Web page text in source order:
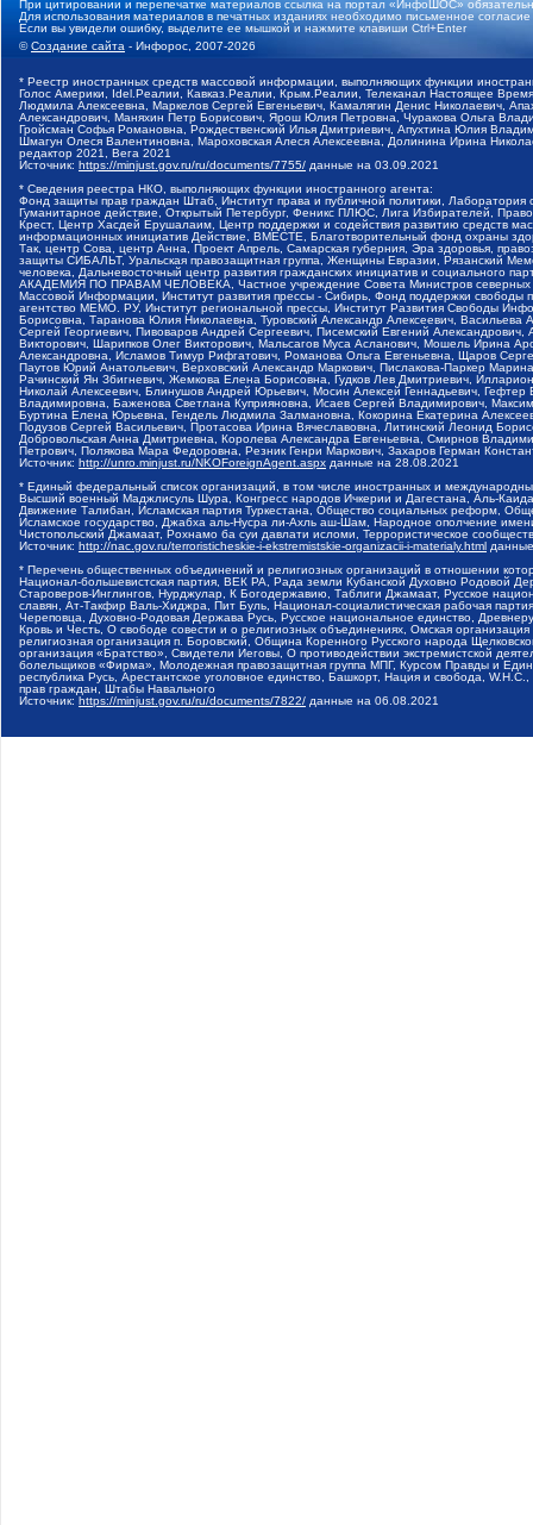
При цитировании и перепечатке материалов ссылка на портал «ИнфоШОС»
Для использования материалов в печатных изданиях необходимо письменное
Если вы увидели ошибку, выделите ее мышкой и нажмите клавиши Ctrl+Enter
©Создание сайта - Инфорос, 2007-2026
* Реестр иностранных средств массовой информации, выполняющих функции
Голос Америки, Idel.Реалии, Кавказ.Реалии, Крым.Реалии, Телеканал Настоящее
Людмила Алексеевна, Маркелов Сергей Евгеньевич, Камалягин Денис Николаевич,
Александрович, Маняхин Петр Борисович, Ярош Юлия Петровна, Чуракова Ольга
Гройсман Софья Романовна, Рождественский Илья Дмитриевич, Апухтина Юлия
Шмагун Олеся Валентиновна, Мароховская Алеся Алексеевна, Долинина Ирина
редактор 2021, Вега 2021
Источник: https://minjust.gov.ru/ru/documents/7755/ данные на 03.09.2021
* Сведения реестра НКО, выполняющих функции иностранного агента:
Фонд защиты прав граждан Штаб, Институт права и публичной политики,
Гуманитарное действие, Открытый Петербург, Феникс ПЛЮС, Лига Избирателей,
Крест, Центр Хасдей Ерушалаим, Центр поддержки и содействия развитию средств
информационных инициатив Действие, ВМЕСТЕ, Благотворительный фонд охраны
Так, центр Сова, центр Анна, Проект Апрель, Самарская губерния, Эра здоровья,
защиты СИБАЛЬТ, Уральская правозащитная группа, Женщины Евразии, Рязанский
человека, Дальневосточный центр развития гражданских инициатив и социального
АКАДЕМИЯ ПО ПРАВАМ ЧЕЛОВЕКА, Частное учреждение Совета Министров северных
Массовой Информации, Институт развития прессы - Сибирь, Фонд поддержки
агентство МЕМО. РУ, Институт региональной прессы, Институт Развития Свободы
Борисовна, Таранова Юлия Николаевна, Туровский Александр Алексеевич,
Сергей Георгиевич, Пивоваров Андрей Сергеевич, Писемский Евгений
Викторович, Шарипков Олег Викторович, Мальсагов Муса Асланович, Мошель Ирина
Александровна, Исламов Тимур Рифгатович, Романова Ольга Евгеньевна, Щаров
Паутов Юрий Анатольевич, Верховский Александр Маркович, Пислакова-Паркер
Рачинский Ян Збигневич, Жемкова Елена Борисовна, Гудков Лев Дмитриевич,
Николай Алексеевич, Блинушов Андрей Юрьевич, Мосин Алексей Геннадьевич,
Владимировна, Баженова Светлана Куприяновна, Исаев Сергей Владимирович,
Буртина Елена Юрьевна, Гендель Людмила Залмановна, Кокорина Екатерина
Подузов Сергей Васильевич, Протасова Ирина Вячеславовна, Литинский Леонид
Добровольская Анна Дмитриевна, Королева Александра Евгеньевна, Смирнов
Петрович, Полякова Мара Федоровна, Резник Генри Маркович, Захаров Герман
Источник: http://unro.minjust.ru/NKOForeignAgent.aspx данные на 28.08.2021
* Единый федеральный список организаций, в том числе иностранных и
Высший военный Маджлисуль Шура, Конгресс народов Ичкерии и Дагестана, Аль-
Движение Талибан, Исламская партия Туркестана, Общество социальных реформ,
Исламское государство, Джабха аль-Нусра ли-Ахль аш-Шам, Народное ополчение
Чистопольский Джамаат, Рохнамо ба суи давлати исломи, Террористическое
Источник: http://nac.gov.ru/terroristicheskie-i-ekstremistskie-organizacii-i-materialy.html
* Перечень общественных объединений и религиозных организаций в отношении
Национал-большевистская партия, ВЕК РА, Рада земли Кубанской Духовно Родовой
Староверов-Инглингов, Нурджулар, К Богодержавию, Таблиги Джамаат, Русское
славян, Ат-Такфир Валь-Хиджра, Пит Буль, Национал-социалистическая рабочая
Череповца, Духовно-Родовая Держава Русь, Русское национальное единство,
Кровь и Честь, О свободе совести и о религиозных объединениях, Омская
религиозная организация п. Боровский, Община Коренного Русского народа
организация «Братство», Свидетели Иеговы, О противодействии экстремистской
болельщиков «Фирма», Молодежная правозащитная группа МПГ, Курсом Правды и
республика Русь, Арестантское уголовное единство, Башкорт, Нация и свобода,
прав граждан, Штабы Навального
Источник: https://minjust.gov.ru/ru/documents/7822/ данные на 06.08.2021